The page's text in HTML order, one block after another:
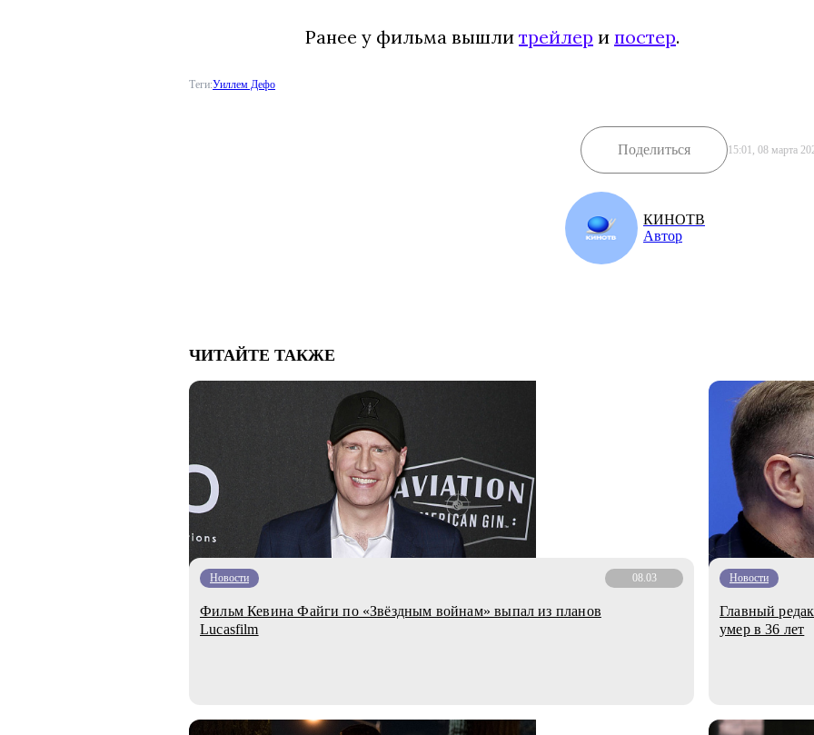
Ранее у фильма вышли трейлер и постер.
Теги:Уиллем Дефо
Поделиться 15:01, 08 марта
КИНОТВ
Автор
ЧИТАЙТЕ ТАКЖЕ
Новости 08.03
Фильм Кевина Файги по «Звёздным войнам» выпал из планов
Lucasfilm
Новости
Главный
умер в 36 лет